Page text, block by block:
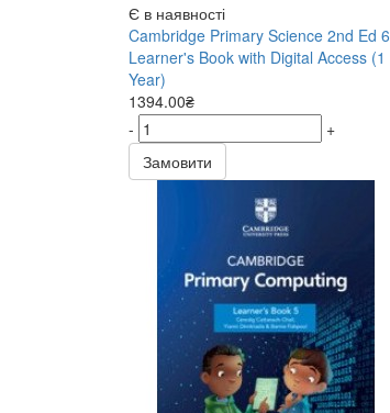
Є в наявності
Cambridge Primary Science 2nd Ed 6
Learner's Book with Digital Access (1
Year)
1394.00₴
-
+
Замовити